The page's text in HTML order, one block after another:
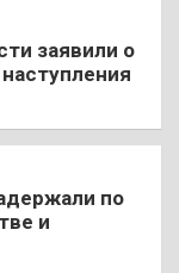
заявили о
по
и